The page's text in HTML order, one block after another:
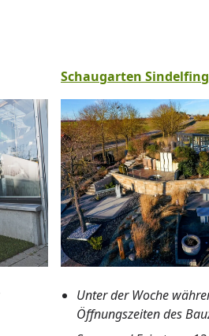
Schaugarten
Unter der Woche
Öffnungszeiten des